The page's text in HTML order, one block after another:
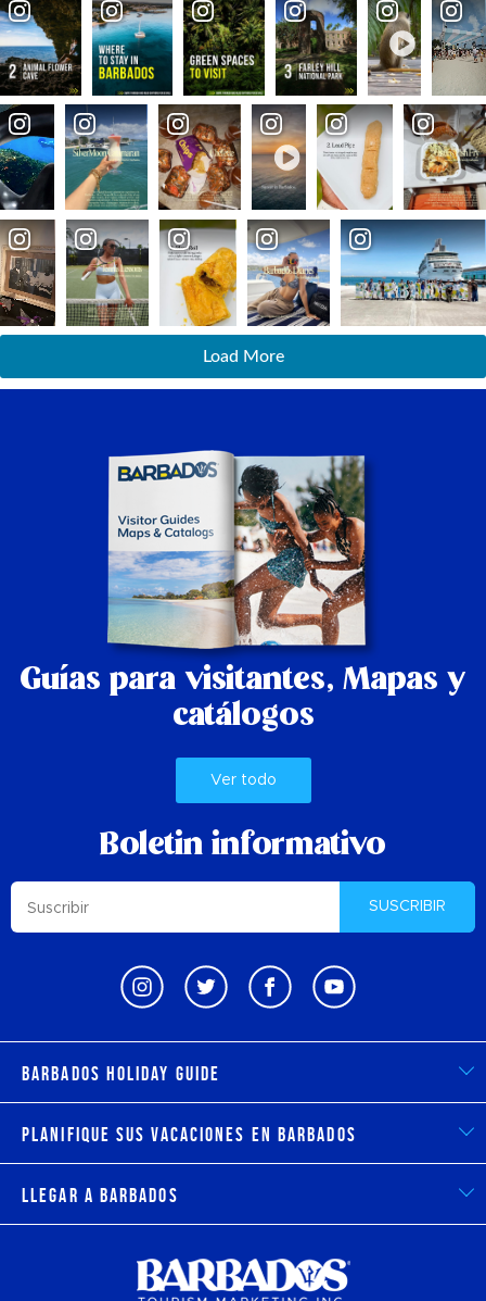
Load More
Guías para visitantes, Mapas y
catálogos
Ver todo
Boletin informativo
SUSCRIBIR
Barbados Holiday Guide
Planifique sus vacaciones en Barbados
Llegar a Barbados